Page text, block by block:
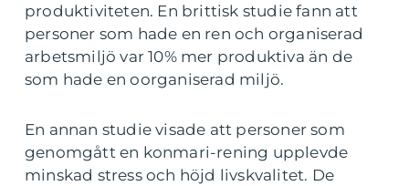
produktiviteten. En brittisk studie fann att
personer som hade en ren och organiserad
arbetsmiljö var 10% mer produktiva än de
som hade en oorganiserad miljö.
En annan studie visade att personer som
genomgått en konmari-rening upplevde
minskad stress och höjd livskvalitet. De